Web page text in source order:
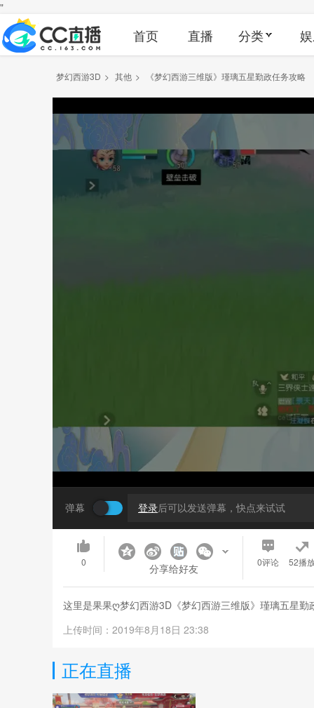
"
首页 直播 分类
梦幻西游3D > 其他 > 《梦幻西游三维版》瑾璃五星勤政任务攻略
弹幕 登录后可以发送弹幕，快点来试试
0 分享给好友 0评论 52播
这里是果果ღ梦幻西游3D《梦幻西游三维版》瑾璃五星
上传时间：2019年8月18日 23:38
正在直播